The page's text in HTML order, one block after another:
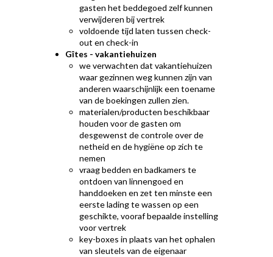
gasten het beddegoed zelf kunnen
verwijderen bij vertrek
voldoende tijd laten tussen check-
out en check-in
Gîtes - vakantiehuizen
we verwachten dat vakantiehuizen
waar gezinnen weg kunnen zijn van
anderen waarschijnlijk een toename
van de boekingen zullen zien.
materialen/producten beschikbaar
houden voor de gasten om
desgewenst de controle over de
netheid en de hygiëne op zich te
nemen
vraag bedden en badkamers te
ontdoen van linnengoed en
handdoeken en zet ten minste een
eerste lading te wassen op een
geschikte, vooraf bepaalde instelling
voor vertrek
key-boxes in plaats van het ophalen
van sleutels van de eigenaar